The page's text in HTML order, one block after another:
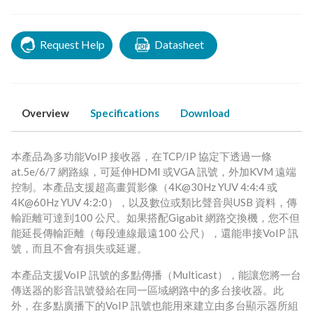
Request Help Datasheet
Overview Specifications Download
本產品為多功能VoIP 接收器，在TCP/IP 協定下透過一條
at.5e/6/7 網路線，可延伸HDMI 或VGA 訊號，外加KVM 遠端
控制。本產品支援超高畫質影像（4K@30Hz YUV 4:4:4 或
4K@60Hz YUV 4:2:0），以及數位或類比聲音與USB 資料，傳
輸距離可達到100 公尺。如果搭配Gigabit 網路交換機，您不但
能延長傳輸距離（每段連線最遠100 公尺），還能串接VoIP 訊
號，而且不會有損失或延遲。
本產品支援VoIP 訊號的多點傳播（Multicast），能讓您將一台
傳送器的影音訊號發給在同一區域網路中的多台接收器。此
外，在多點廣播下的VoIP 訊號也能用來建立由多台顯示器所組